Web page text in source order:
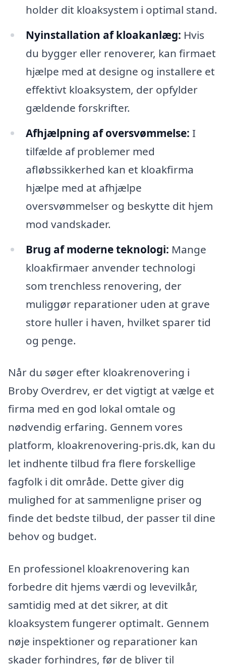
holder dit kloaksystem i optimal stand.
Nyinstallation af kloakanlæg: Hvis
du bygger eller renoverer, kan firmaet
hjælpe med at designe og installere et
effektivt kloaksystem, der opfylder
gældende forskrifter.
Afhjælpning af oversvømmelse: I
tilfælde af problemer med
afløbssikkerhed kan et kloakfirma
hjælpe med at afhjælpe
oversvømmelser og beskytte dit hjem
mod vandskader.
Brug af moderne teknologi: Mange
kloakfirmaer anvender technologi
som trenchless renovering, der
muliggør reparationer uden at grave
store huller i haven, hvilket sparer tid
og penge.
Når du søger efter kloakrenovering i
Broby Overdrev, er det vigtigt at vælge et
firma med en god lokal omtale og
nødvendig erfaring. Gennem vores
platform, kloakrenovering-pris.dk, kan du
let indhente tilbud fra flere forskellige
fagfolk i dit område. Dette giver dig
mulighed for at sammenligne priser og
finde det bedste tilbud, der passer til dine
behov og budget.
En professionel kloakrenovering kan
forbedre dit hjems værdi og levevilkår,
samtidig med at det sikrer, at dit
kloaksystem fungerer optimalt. Gennem
nøje inspektioner og reparationer kan
skader forhindres, før de bliver til